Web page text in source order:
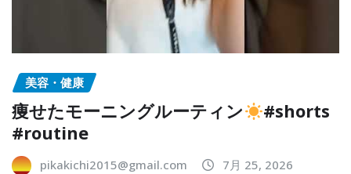
美容・健康
痩せたモーニングルーティン
#shorts
#routine
pikakichi2015@gmail.com 7月 25, 2026